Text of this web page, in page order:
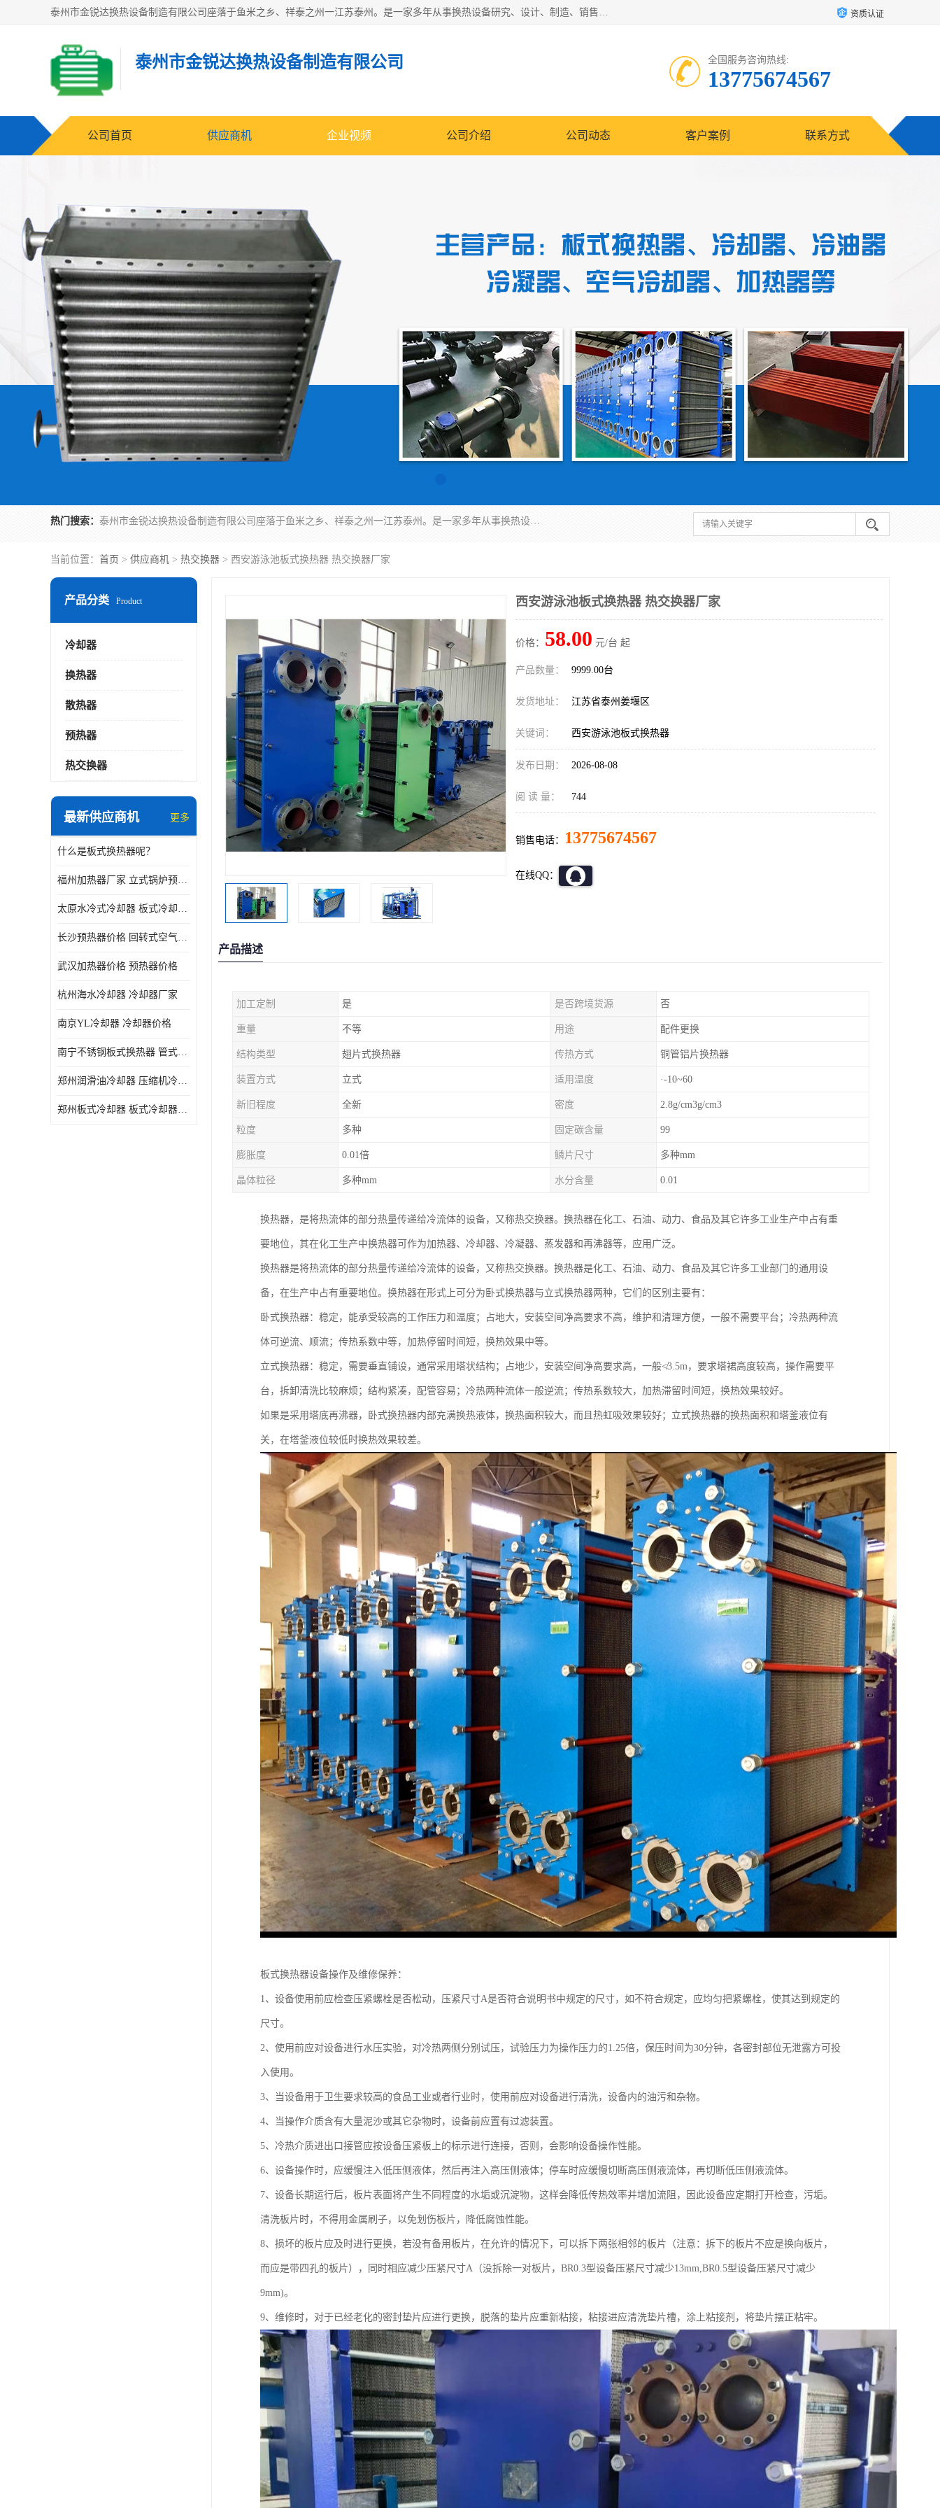
泰州市金锐达换热设备制造有限公司座落于鱼米之乡、祥泰之州一江苏泰州。是一家多年从事换热设备研究、设计、制造、销售、服务于一体的生产企业。 资质认证
泰州市金锐达换热设备制造有限公司 全国服务咨询热线:
13775674567
公司首页 供应商机 企业视频 公司介绍 公司动态 客户案例 联系方式
热门搜索： 泰州市金锐达换热设备制造有限公司座落于鱼米之乡、祥泰之州一江苏泰州。是一家多年从事换热设备研究、设计、制造、销售、服务于一体的生产企业。
当前位置： 首页 > 供应商机 > 热交换器 > 西安游泳池板式换热器 热交换器厂家
产品分类 Product
冷却器
换热器
散热器
预热器
热交换器
最新供应商机 更多
什么是板式换热器呢？
福州加热器厂家 立式锅炉预热器
太原水冷式冷却器 板式冷却器厂家
长沙预热器价格 回转式空气预热器
武汉加热器价格 预热器价格
杭州海水冷却器 冷却器厂家
南京YL冷却器 冷却器价格
南宁不锈钢板式换热器 管式空气预热加工定制
郑州润滑油冷却器 压缩机冷却器
郑州板式冷却器 板式冷却器厂家
西安游泳池板式换热器 热交换器厂家
价格： 58.00 元/台 起
产品数量： 9999.00台
发货地址： 江苏省泰州姜堰区
关键词： 西安游泳池板式换热器
发布日期： 2026-08-08
阅 读 量： 744
销售电话： 13775674567
在线QQ：
产品描述
加工定制 是 是否跨境货源 否
重量 不等 用途 配件更换
结构类型 翅片式换热器 传热方式 铜管铝片换热器
装置方式 立式 适用温度 ·-10~60
新旧程度 全新 密度 2.8g/cm3g/cm3
粒度 多种 固定碳含量 99
膨胀度 0.01倍 鳞片尺寸 多种mm
晶体粒径 多种mm 水分含量 0.01
换热器，是将热流体的部分热量传递给冷流体的设备，又称热交换器。换热器在化工、石油、动力、食品及其它许多工业生产中占有重
要地位，其在化工生产中换热器可作为加热器、冷却器、冷凝器、蒸发器和再沸器等，应用广泛。
换热器是将热流体的部分热量传递给冷流体的设备，又称热交换器。换热器是化工、石油、动力、食品及其它许多工业部门的通用设
备，在生产中占有重要地位。换热器在形式上可分为卧式换热器与立式换热器两种，它们的区别主要有：
卧式换热器：稳定，能承受较高的工作压力和温度；占地大，安装空间净高要求不高，维护和清理方便，一般不需要平台；冷热两种流
体可逆流、顺流；传热系数中等，加热停留时间短，换热效果中等。
立式换热器：稳定，需要垂直铺设，通常采用塔状结构；占地少，安装空间净高要求高，一般≮3.5m，要求塔裙高度较高，操作需要平
台，拆卸清洗比较麻烦；结构紧凑，配管容易；冷热两种流体一般逆流；传热系数较大，加热滞留时间短，换热效果较好。
如果是采用塔底再沸器，卧式换热器内部充满换热液体，换热面积较大，而且热虹吸效果较好；立式换热器的换热面积和塔釜液位有
关，在塔釜液位较低时换热效果较差。
板式换热器设备操作及维修保养：
1、设备使用前应检查压紧螺栓是否松动，压紧尺寸A是否符合说明书中规定的尺寸，如不符合规定，应均匀把紧螺栓，使其达到规定的
尺寸。
2、使用前应对设备进行水压实验，对冷热两侧分别试压，试验压力为操作压力的1.25倍，保压时间为30分钟，各密封部位无泄露方可投
入使用。
3、当设备用于卫生要求较高的食品工业或者行业时，使用前应对设备进行清洗，设备内的油污和杂物。
4、当操作介质含有大量泥沙或其它杂物时，设备前应置有过滤装置。
5、冷热介质进出口接管应按设备压紧板上的标示进行连接，否则，会影响设备操作性能。
6、设备操作时，应缓慢注入低压侧液体，然后再注入高压侧液体；停车时应缓慢切断高压侧液流体，再切断低压侧液流体。
7、设备长期运行后，板片表面将产生不同程度的水垢或沉淀物，这样会降低传热效率并增加流阻，因此设备应定期打开检查，污垢。
清洗板片时，不得用金属刷子，以免划伤板片，降低腐蚀性能。
8、损坏的板片应及时进行更换，若没有备用板片，在允许的情况下，可以拆下两张相邻的板片（注意：拆下的板片不应是换向板片，
而应是带四孔的板片），同时相应减少压紧尺寸A（没拆除一对板片，BR0.3型设备压紧尺寸减少13mm,BR0.5型设备压紧尺寸减少
9mm)。
9、维修时，对于已经老化的密封垫片应进行更换，脱落的垫片应重新粘接，粘接进应清洗垫片槽，涂上粘接剂，将垫片摆正粘牢。